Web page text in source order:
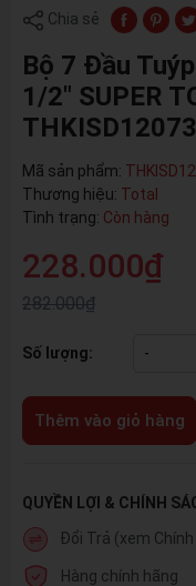
Chia sẻ
Bộ 7 Đầu
1/2" SUPER
THKISD12073
Mã sản phẩm:
Thương hiệu: Total
Tình trạng: Còn hàng
228.000₫
282.000₫
Số lượng: -
Thêm vào giỏ hàng
QUYỀN LỢI & CHÍNH
Đổi Trả (xem
Hàng chính hãng